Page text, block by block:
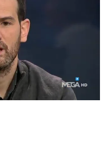
2020, 06:00
02:10